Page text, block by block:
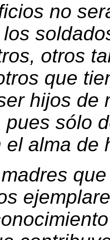
no
otros
que
hijos de
pues sólo
el alma de